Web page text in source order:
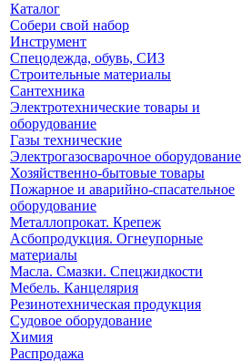
Каталог
Собери свой набор
Инструмент
Спецодежда, обувь, СИЗ
Строительные материалы
Сантехника
Электротехнические товары и
оборудование
Газы технические
Электрогазосварочное оборудование
Хозяйственно-бытовые товары
Пожарное и аварийно-спасательное
оборудование
Металлопрокат. Крепеж
Асбопродукция. Огнеупорные
материалы
Масла. Смазки. Спецжидкости
Мебель. Канцелярия
Резинотехническая продукция
Судовое оборудование
Химия
Распродажа